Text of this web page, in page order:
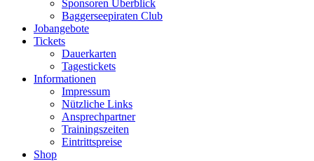
Sponsoren Überblick
Baggerseepiraten Club
Jobangebote
Tickets
Dauerkarten
Tagestickets
Informationen
Impressum
Nützliche Links
Ansprechpartner
Trainingszeiten
Eintrittspreise
Shop